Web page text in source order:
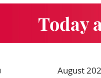
Today
August